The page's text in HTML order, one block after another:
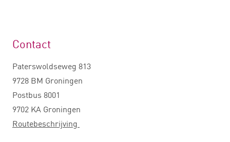
Contact
Paterswoldseweg 813
9728 BM Groningen
Postbus 8001
9702 KA Groningen
Routebeschrijving